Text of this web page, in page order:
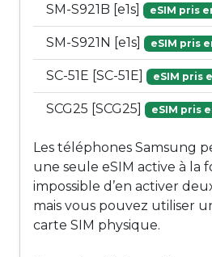
SM-S921B [e1s] eSIM pris
SM-S921N [e1s] eSIM pris
SC-51E [SC-51E] eSIM pris
SCG25 [SCG25] eSIM pris
Les téléphones Samsung
une seule eSIM active à la
impossible d’en activer
mais vous pouvez utiliser
carte SIM physique.